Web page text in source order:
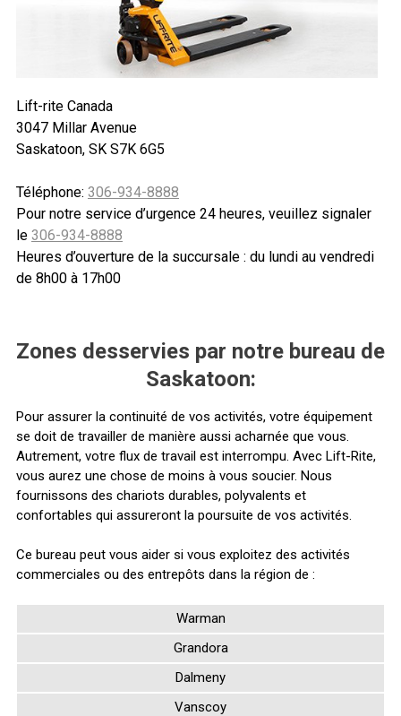
Lift-rite Canada
3047 Millar Avenue
Saskatoon, SK S7K 6G5
Téléphone:306-934-8888
Heures d’ouverture de la succursale : du lundi au vendredi
Zones desservies par notre bureau de
Saskatoon:
Pour assurer la continuité de vos activités, votre équipement
se doit de travailler de manière aussi acharnée que vous.
vous aurez une chose de moins à vous soucier. Nous
fournissons des chariots durables, polyvalents et
confortables qui assureront la poursuite de vos activités.
Ce bureau peut vous aider si vous exploitez des activités
commerciales ou des entrepôts dans la région de :
Warman